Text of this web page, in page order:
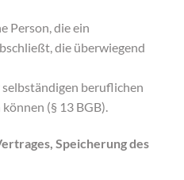
Person, die ein
die überwiegend
beruflichen
(§ 13 BGB).
Speicherung des